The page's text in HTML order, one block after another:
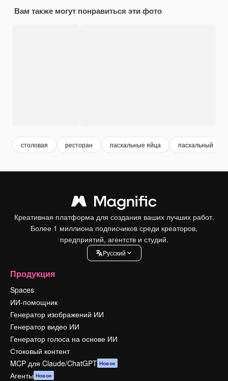
Вам также могут понравиться эти фото
столовая ресторан пасхальные яйца пасхальный
Креативная платформа для создания ваших лучших работ.
Более 1 миллиона подписчиков среди креаторов,
предприятий, агентств и студий.
Pусский
Продукция
Spaces
ИИ-помощник
Генератор изображений ИИ
Генератор видео ИИ
Генератор голоса на основе ИИ
Стоковый контент
MCP для Claude/ChatGPT Новое
Агенты Новое